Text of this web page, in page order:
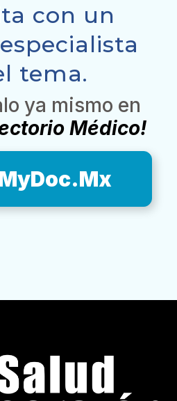
con un
tema.
ya mismo en
Médico!